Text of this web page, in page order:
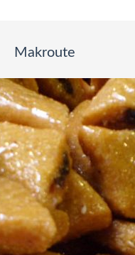
Makroute